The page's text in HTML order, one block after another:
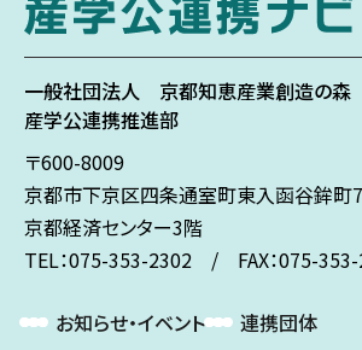
一般社団法人 京都知恵産業創造の森
産学公連携推進部
〒600-8009
京都市下京区四条通室町東入函谷鉾町
京都経済センター3階
TEL：075-353-2302 / FAX：075-
お知らせ・イベント 連携団体